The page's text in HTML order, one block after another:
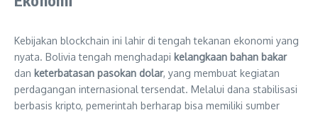
Kebijakan blockchain ini lahir di tengah tekanan ekonomi yang
nyata. Bolivia tengah menghadapi kelangkaan bahan bakar
dan keterbatasan pasokan dolar, yang membuat kegiatan
perdagangan internasional tersendat. Melalui dana stabilisasi
berbasis kripto, pemerintah berharap bisa memiliki sumber